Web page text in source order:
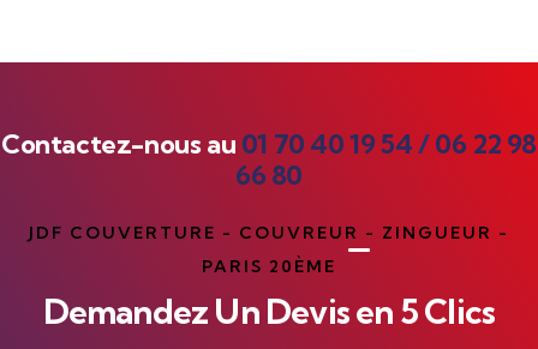
Contactez-nous au 01 70 40 19 54/06 22 98
66 80
JDF COUVERTURE - COUVREUR - ZINGUEUR -
PARIS 20ÈME
Demandez Un Devis en 5 Clics